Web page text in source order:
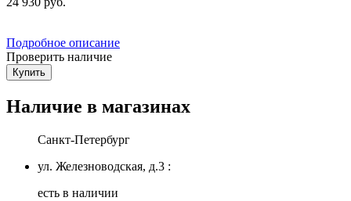
Подробное описание
Проверить наличие
Купить
Наличие в магазинах
Санкт-Петербург
ул. Железноводская, д.3 :
есть в наличии